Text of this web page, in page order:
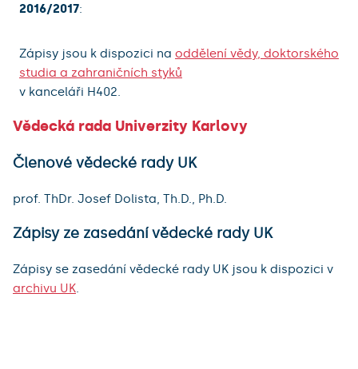
2016/2017:
Zápisy jsou k dispozici na oddělení vědy, doktorského
studia a zahraničních styků
v kanceláři H402.
Vědecká rada Univerzity Karlovy
Členové vědecké rady UK
prof. ThDr. Josef Dolista, Th.D., Ph.D.
Zápisy ze zasedání vědecké rady UK
Zápisy se zasedání vědecké rady UK jsou k dispozici v
archivu UK.